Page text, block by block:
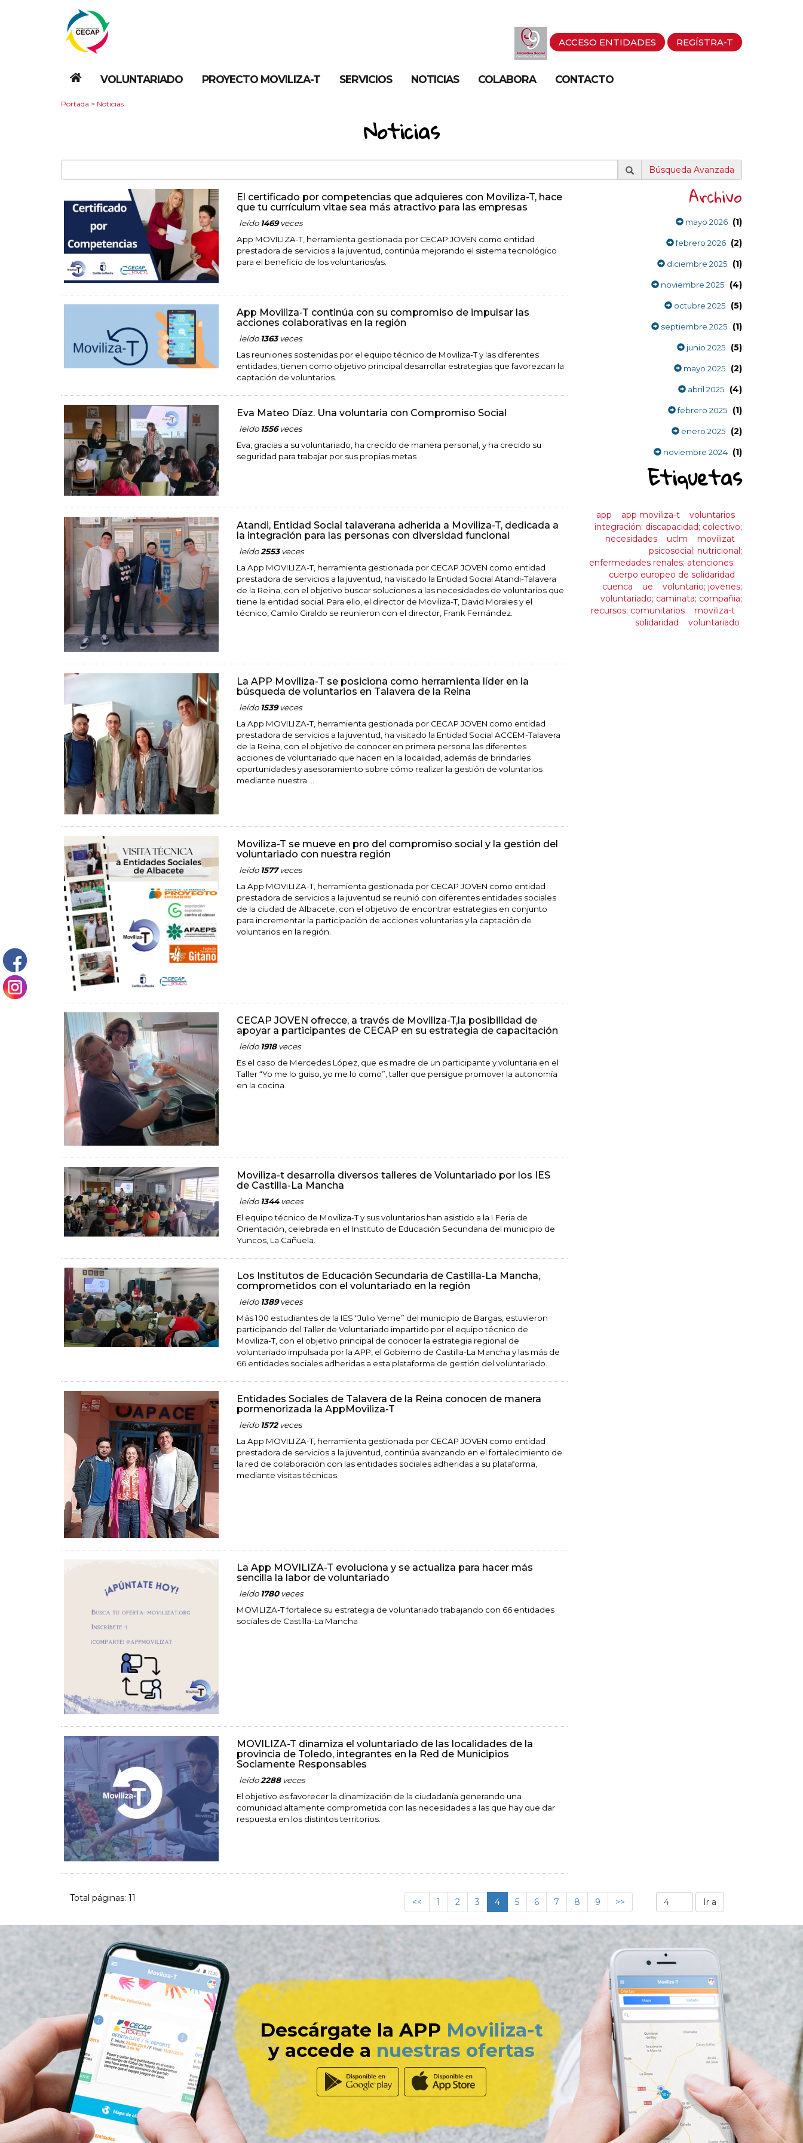
ACCESO ENTIDADES REGÍSTRA-T
VOLUNTARIADO PROYECTO MOVILIZA-T SERVICIOS NOTICIAS COLABORA CONTACTO
Portada > Noticias
Noticias
Búsqueda Avanzada
El certificado por competencias que adquieres con Moviliza-T, hace
que tu currículum vitae sea más atractivo para las empresas
leído 1469veces
App MOVILIZA-T, herramienta gestionada por CECAP JOVEN como entidad
prestadora de servicios a la juventud, continúa mejorando el sistema tecnológico
para el beneficio de los voluntarios/as.
App Moviliza-T continúa con su compromiso de impulsar las
acciones colaborativas en la región
leído 1363veces
Las reuniones sostenidas por el equipo técnico de Moviliza-T y las diferentes
entidades, tienen como objetivo principal desarrollar estrategias que favorezcan la
captación de voluntarios.
Eva Mateo Díaz. Una voluntaria con Compromiso Social
leído 1556veces
Eva, gracias a su voluntariado, ha crecido de manera personal, y ha crecido su
seguridad para trabajar por sus propias metas
Atandi, Entidad Social talaverana adherida a Moviliza-T, dedicada a
la integración para las personas con diversidad funcional
leído2553veces
La App MOVILIZA-T, herramienta gestionada por CECAP JOVEN como entidad
prestadora de servicios a la juventud, ha visitado la Entidad Social Atandi-Talavera
de la Reina, con el objetivo buscar soluciones a las necesidades de voluntarios que
tiene la entidad social. Para ello, el director de Moviliza-T, David Morales y el
técnico, Camilo Giraldo se reunieron con el director, Frank Fernández.
La APP Moviliza-T se posiciona como herramienta líder en la
búsqueda de voluntarios en Talavera de la Reina
leído 1539veces
La App MOVILIZA-T, herramienta gestionada por CECAP JOVEN como entidad
prestadora de servicios a la juventud, ha visitado la Entidad Social ACCEM-Talavera
de la Reina, con el objetivo de conocer en primera persona las diferentes
acciones de voluntariado que hacen en la localidad, además de brindarles
oportunidades y asesoramiento sobre cómo realizar la gestión de voluntarios
mediante nuestra ...
Moviliza-T se mueve en pro del compromiso social y la gestión del
voluntariado con nuestra región
leído 1577veces
La App MOVILIZA-T, herramienta gestionada por CECAP JOVEN como entidad
prestadora de servicios a la juventud se reunió con diferentes entidades sociales
de la ciudad de Albacete, con el objetivo de encontrar estrategias en conjunto
para incrementar la participación de acciones voluntarias y la captación de
voluntarios en la región.
CECAP JOVEN ofrecce, a través de Moviliza-T,la posibilidad de
apoyar a participantes de CECAP en su estrategia de capacitación
leído 1918veces
Es el caso de Mercedes López, que es madre de un participante y voluntaria en el
Taller “Yo me lo guiso, yo me lo como”, taller que persigue promover la autonomía
en la cocina
Moviliza-t desarrolla diversos talleres de Voluntariado por los IES
de Castilla-La Mancha
leído 1344veces
El equipo técnico de Moviliza-T y sus voluntarios han asistido a la I Feria de
Orientación, celebrada en el Instituto de Educación Secundaria del municipio de
Yuncos, La Cañuela.
Los Institutos de Educación Secundaria de Castilla-La Mancha,
comprometidos con el voluntariado en la región
leído 1389veces
Más 100 estudiantes de la IES “Julio Verne” del municipio de Bargas, estuvieron
participando del Taller de Voluntariado impartido por el equipo técnico de
Moviliza-T, con el objetivo principal de conocer la estrategia regional de
voluntariado impulsada por la APP, el Gobierno de Castilla-La Mancha y las más de
66 entidades sociales adheridas a esta plataforma de gestión del voluntariado.
Entidades Sociales de Talavera de la Reina conocen de manera
pormenorizada la AppMoviliza-T
leído 1572veces
La App MOVILIZA-T, herramienta gestionada por CECAP JOVEN como entidad
prestadora de servicios a la juventud, continúa avanzando en el fortalecimiento de
la red de colaboración con las entidades sociales adheridas a su plataforma,
mediante visitas técnicas.
La App MOVILIZA-T evoluciona y se actualiza para hacer más
sencilla la labor de voluntariado
leído 1780veces
MOVILIZA-T fortalece su estrategia de voluntariado trabajando con 66 entidades
sociales de Castilla-La Mancha
MOVILIZA-T dinamiza el voluntariado de las localidades de la
provincia de Toledo, integrantes en la Red de Municipios
Sociamente Responsables
leído2288veces
El objetivo es favorecer la dinamización de la ciudadanía generando una
comunidad altamente comprometida con las necesidades a las que hay que dar
respuesta en los distintos territorios.
Archivo
mayo 2026 (1)
febrero 2026 (2)
diciembre 2025 (1)
noviembre 2025 (4)
octubre 2025 (5)
septiembre 2025 (1)
junio 2025 (5)
mayo 2025 (2)
abril 2025 (4)
febrero 2025 (1)
enero 2025 (2)
noviembre 2024 (1)
Etiquetas
app app moviliza-t
voluntarios
integración; discapacidad; colectivo;
necesidades
uclm
movilizat
psicosocial; nutricional;
enfermedades renales; atenciones;
cuerpo europeo de solidaridad
cuenca
ue
voluntario; jovenes;
voluntariado; caminata; compañia;
recursos; comunitarios
moviliza-t
solidaridad
voluntariado
Total páginas: 11 << 1 2 3 4 5 6 7 8 9 >>
Descárgate la APP Moviliza-t
y accede a nuestras ofertas